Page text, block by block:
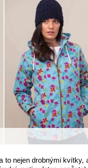
to nejen drobnými kvítky,